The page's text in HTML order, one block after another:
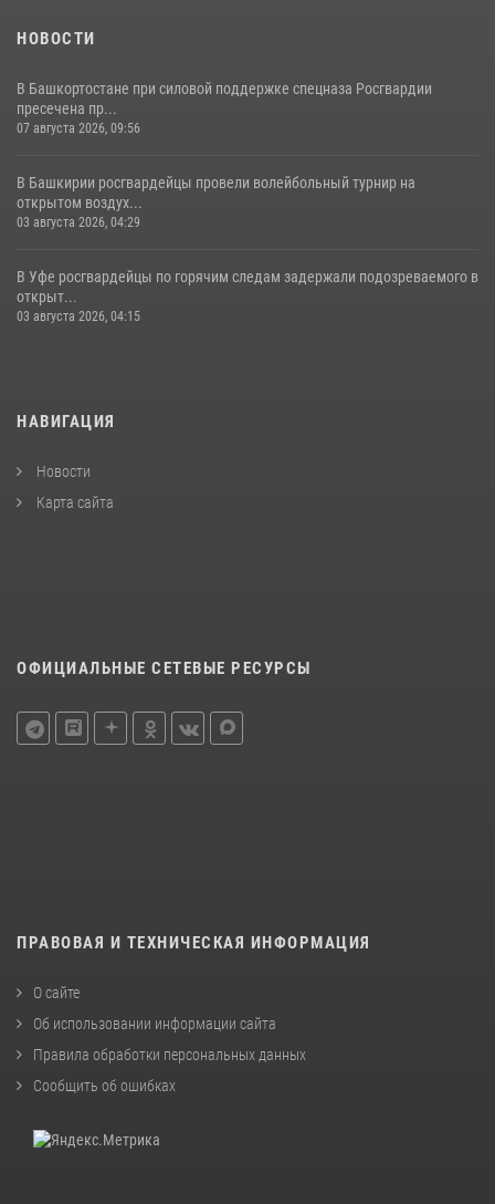
НОВОСТИ
В Башкортостане при силовой поддержке спецназа Росгвардии
пресечена пр...
07 августа 2026, 09:56
В Башкирии росгвардейцы провели волейбольный турнир на
открытом воздух...
03 августа 2026, 04:29
В Уфе росгвардейцы по горячим следам задержали подозреваемого в
открыт...
03 августа 2026, 04:15
НАВИГАЦИЯ
Новости
Карта сайта
ОФИЦИАЛЬНЫЕ СЕТЕВЫЕ РЕСУРСЫ
ПРАВОВАЯ И ТЕХНИЧЕСКАЯ ИНФОРМАЦИЯ
О сайте
Об использовании информации сайта
Правила обработки персональных данных
Сообщить об ошибках